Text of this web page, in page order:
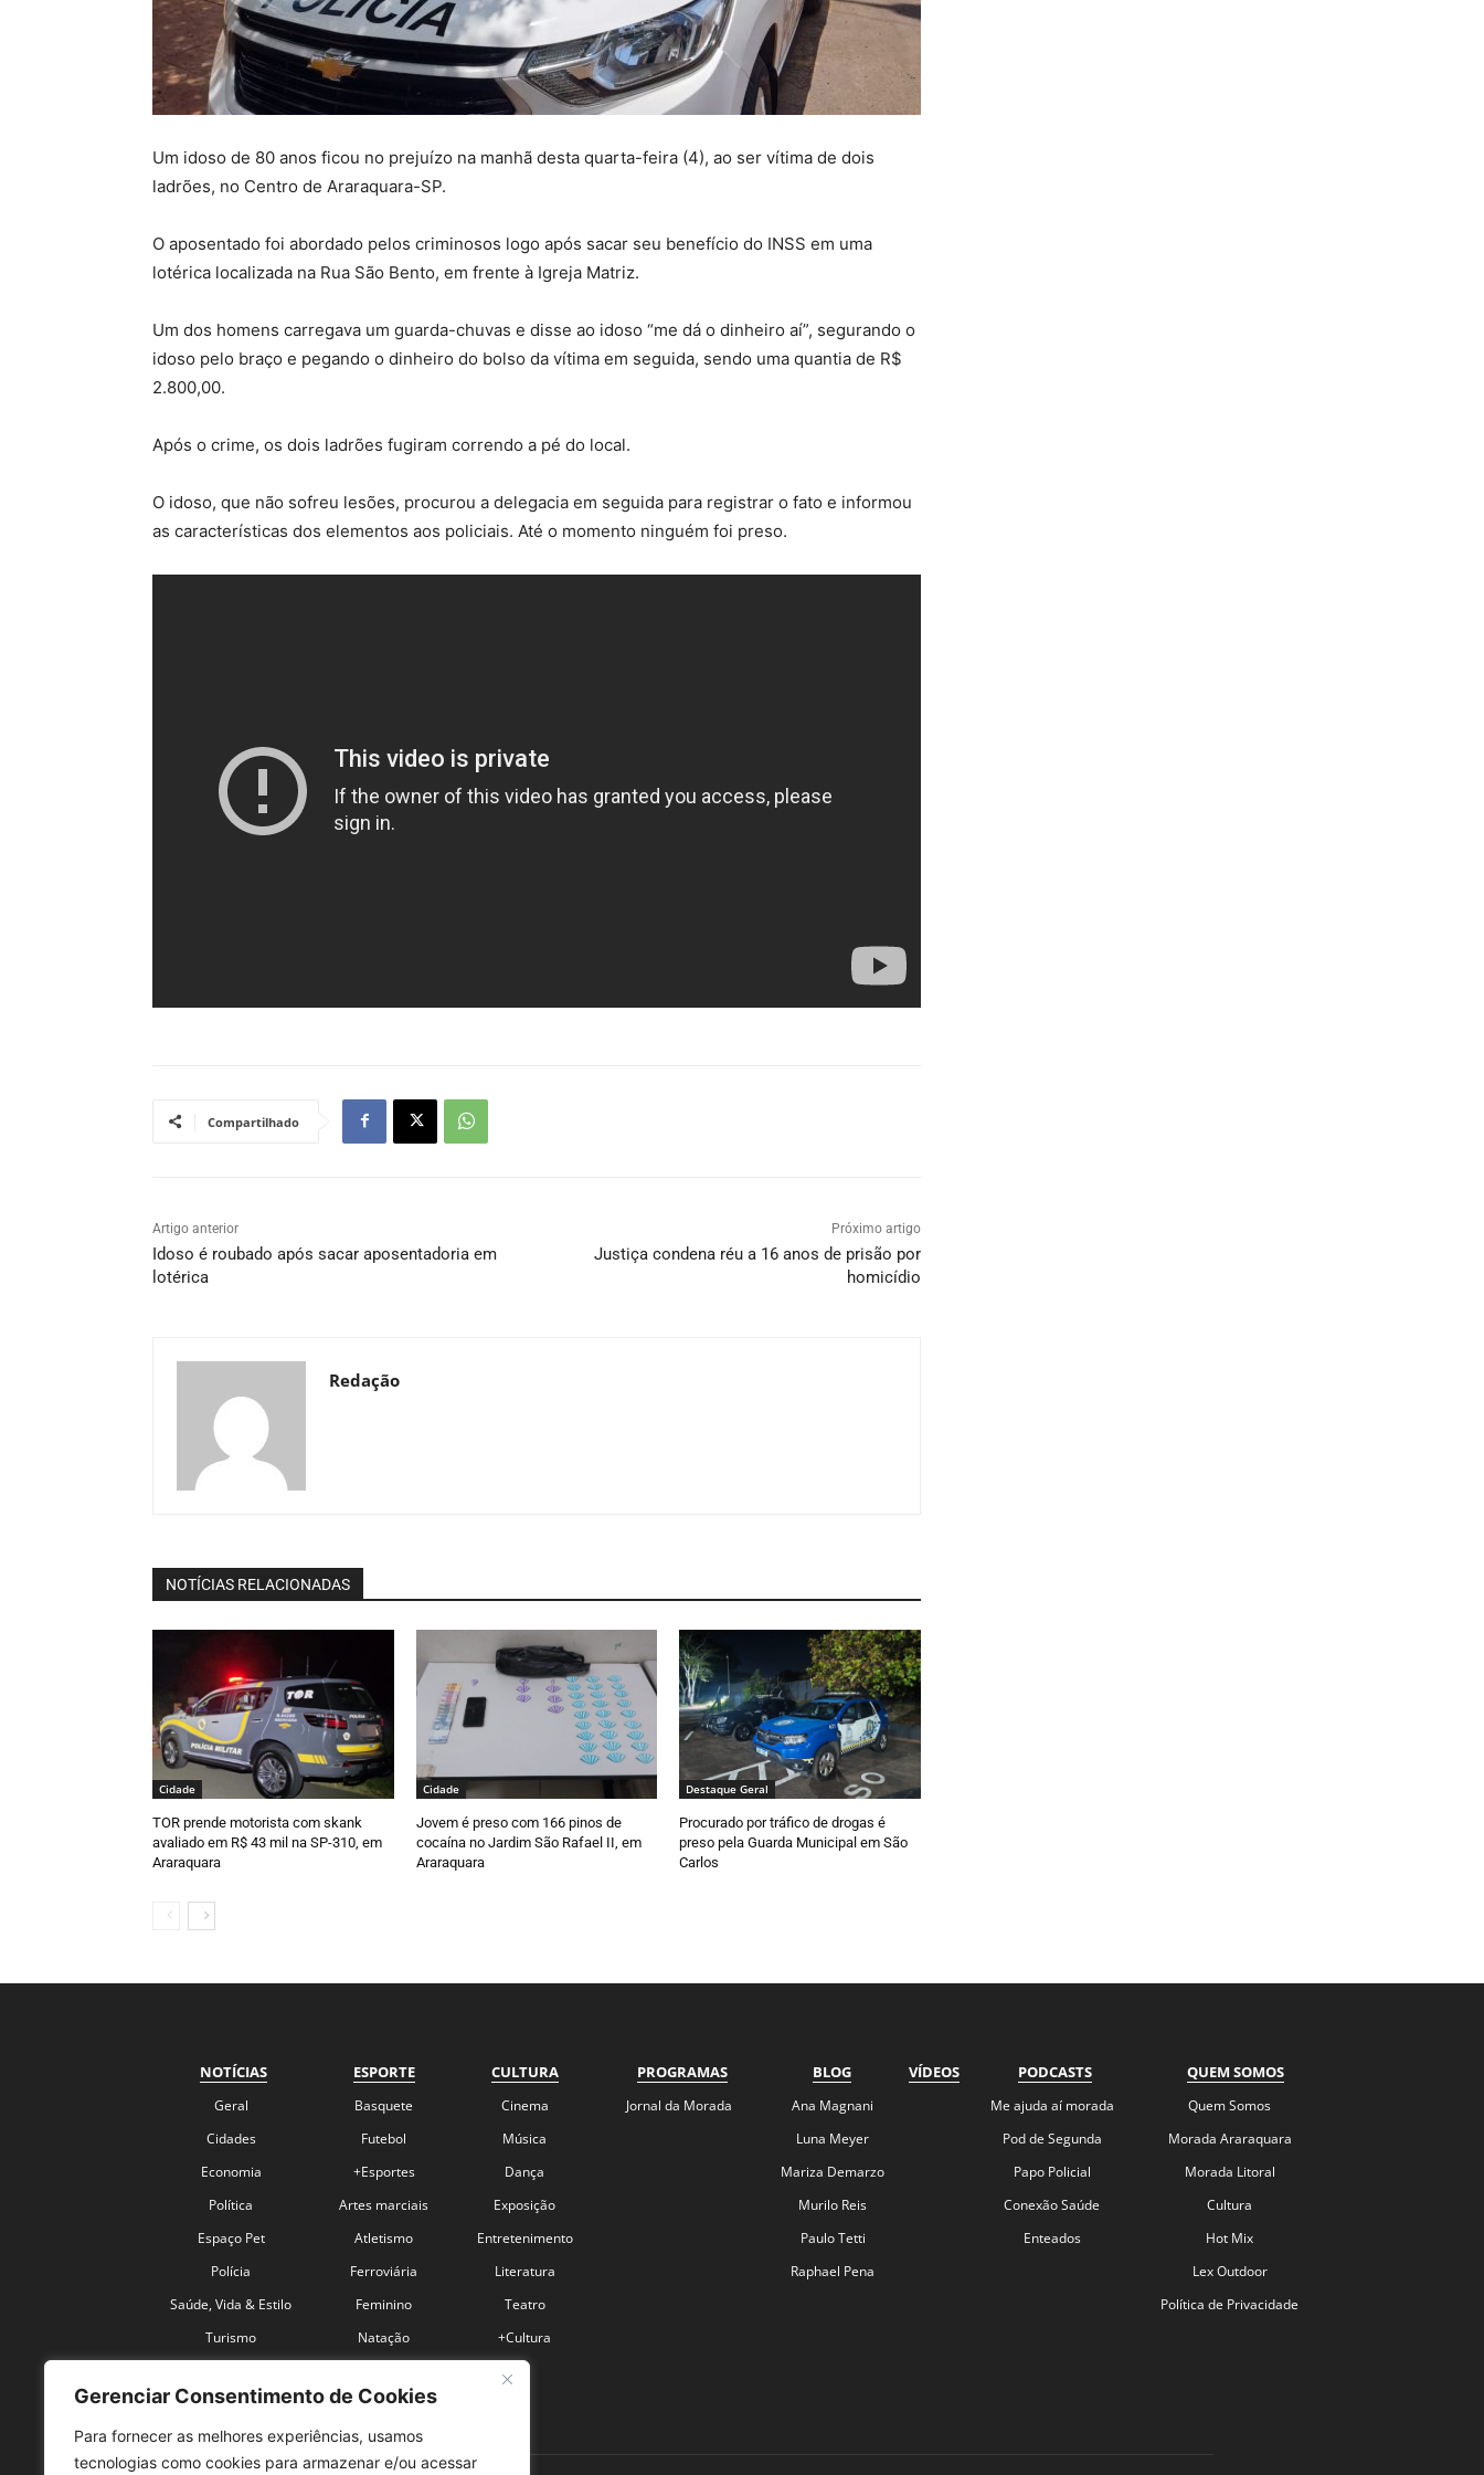
Gerenciar Consentimento de Cookies
Para fornecer as melhores experiências, usamos
tecnologias como cookies para armazenar e/ou acessar
Um idoso de 80 anos ficou no prejuízo na manhã desta quarta-feira (4), ao ser vítima de dois
ladrões, no Centro de Araraquara-SP.
O aposentado foi abordado pelos criminosos logo após sacar seu benefício do INSS em uma
lotérica localizada na Rua São Bento, em frente à Igreja Matriz.
Um dos homens carregava um guarda-chuvas e disse ao idoso “me dá o dinheiro aí”, segurando o
idoso pelo braço e pegando o dinheiro do bolso da vítima em seguida, sendo uma quantia de R$
2.800,00.
Após o crime, os dois ladrões fugiram correndo a pé do local.
O idoso, que não sofreu lesões, procurou a delegacia em seguida para registrar o fato e informou
as características dos elementos aos policiais. Até o momento ninguém foi preso.
Compartilhado
Artigo anterior
Idoso é roubado após sacar aposentadoria em
lotérica
Próximo artigo
Justiça condena réu a 16 anos de prisão por
homicídio
Redação
NOTÍCIAS RELACIONADAS
Cidade
TOR prende motorista com skank
avaliado em R$ 43 mil na SP-310, em
Araraquara
Cidade
Jovem é preso com 166 pinos de
cocaína no Jardim São Rafael II, em
Araraquara
Destaque Geral
Procurado por tráfico de drogas é
preso pela Guarda Municipal em São
Carlos
NOTÍCIAS
Geral
Cidades
Economia
Política
Espaço Pet
Polícia
Saúde, Vida & Estilo
Turismo
ESPORTE
Basquete
Futebol
+Esportes
Artes marciais
Atletismo
Ferroviária
Feminino
Natação
CULTURA
Cinema
Música
Dança
Exposição
Entretenimento
Literatura
Teatro
+Cultura
PROGRAMAS
Jornal da Morada
BLOG
Ana Magnani
Luna Meyer
Mariza Demarzo
Murilo Reis
Paulo Tetti
Raphael Pena
VÍDEOS PODCASTS
Me ajuda aí morada
Pod de Segunda
Papo Policial
Conexão Saúde
Enteados
QUEM SOMOS
Quem Somos
Morada Araraquara
Morada Litoral
Cultura
Hot Mix
Lex Outdoor
Política de Privacidade